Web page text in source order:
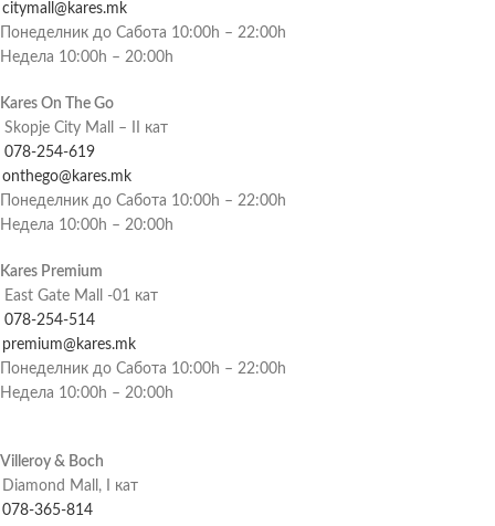
citymall@kares.mk
Понеделник до Сабота 10:00h – 22:00h
Недела 10:00h – 20:00h
Kares On The Go
Skopje City Mall – II кат
078-254-619
onthego@kares.mk
Понеделник до Сабота 10:00h – 22:00h
Недела 10:00h – 20:00h
Kares Premium
East Gate Mall -01 кат
078-254-514
premium@kares.mk
Понеделник до Сабота 10:00h – 22:00h
Недела 10:00h – 20:00h
Villeroy & Boch
Diamond Mall, I кат
078-365-814